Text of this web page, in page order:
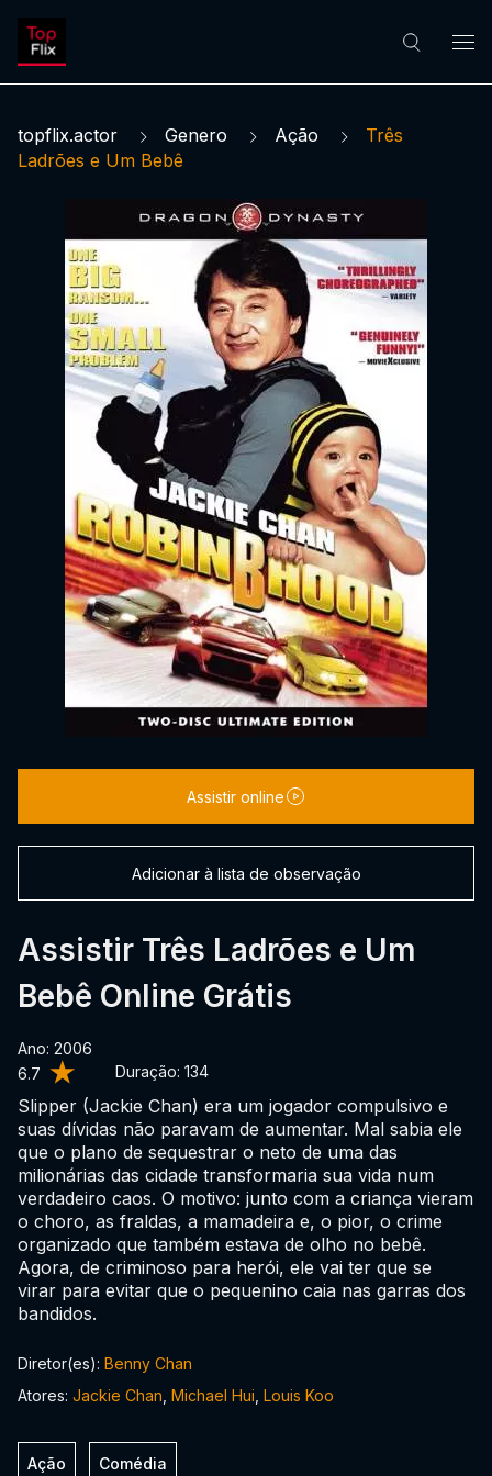
topflix.actor Genero Ação
Três
Ladrões e Um Bebê
6.7 Duração: 134
Assistir Três Ladrões e Um
Bebê Online Grátis
Ano: 2006
Slipper (Jackie Chan) era um jogador compulsivo e
suas dívidas não paravam de aumentar. Mal sabia ele
que o plano de sequestrar o neto de uma das
milionárias das cidade transformaria sua vida num
verdadeiro caos. O motivo: junto com a criança vieram
o choro, as fraldas, a mamadeira e, o pior, o crime
organizado que também estava de olho no bebê.
Agora, de criminoso para herói, ele vai ter que se
virar para evitar que o pequenino caia nas garras dos
bandidos.
Assistir online
Adicionar à lista de observação
Diretor(es): Benny Chan
Atores: Jackie Chan Michael Hui Louis Koo
Ação Comédia